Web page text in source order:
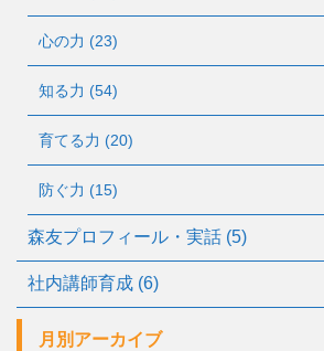
心の力 (23)
知る力 (54)
育てる力 (20)
防ぐ力 (15)
森友プロフィール・実話 (5)
社内講師育成 (6)
月別アーカイブ